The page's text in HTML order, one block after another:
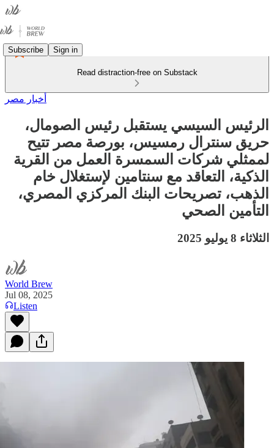
Subscribe Sign in
Read distraction-free on Substack
أخبار مصر
الرئيس السيسي يستقبل رئيس الصومال،
حريق سنترال رمسيس، بورصة مصر تتيح
لممثلي شركات السمسرة العمل من القرية
الذكية، التعاقد مع سنتامين لإستغلال خام
الذهب، تصريحات البنك المركزي المصري،
التأمين الصحي
الثلاثاء 8 يوليو 2025
World Brew
Jul 08, 2025
Listen